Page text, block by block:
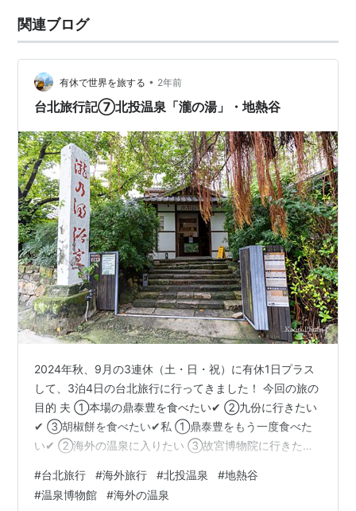
の温泉細工 江戸時代の温泉番付 特別天然記念物「北投
石」や玉滴石（オパール）など、珍しい温泉沈殿物 温
関連ブログ
有休で世界を旅する • 2年前
台北旅行記⑦北投温泉「瀧の湯」・地熱谷
2024年秋、9月の3連休（土・日・祝）に有休1日プラス
して、3泊4日の台北旅行に行ってきました！ 今回の旅の
目的 夫 ①本場の鼎泰豊を食べたい✔ ②九份に行きたい
✔ ③胡椒餅を食べたい✔私 ①鼎泰豊をもう一度食べた
い✔ ②海外の温泉に入りたい ③故宮博物院に行きたい
ら 旅行記 Day４ー前編ー 本日の予定 とりあえず朝マッ
ク 温泉「瀧の湯」へ向かうため、北投公園を抜ける 北投
#台北旅行 #海外旅行 #北投温泉 #地熱谷
#温泉博物館 #海外の温泉